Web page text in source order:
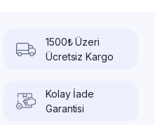
1500₺ Üzeri
Ücretsiz Kargo
Kolay İade
Garantisi